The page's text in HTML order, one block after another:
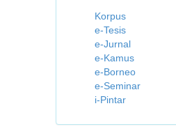
Korpus
e-Tesis
e-Jurnal
e-Kamus
e-Borneo
e-Seminar
i-Pintar